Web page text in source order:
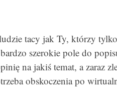
tacy jak Ty, którzy
szerokie pole do
na jakiś temat, a zaraz
obskoczenia po